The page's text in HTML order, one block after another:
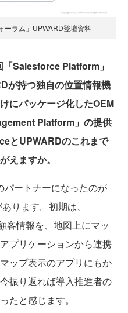
ーラム」UPWARD登壇資料
Salesforce Platform」
が持つ独自の位置情報機
にパッケージ化したOEM
Platform」の提供
とUPWARDのこれまで
えますか。
パートナーになったのが
ります。初期は、
客情報を、地図上にマッ
プリケーションから連携
ップ表示のアプリにもか
振り返れば導入推進者の
たと感じます。